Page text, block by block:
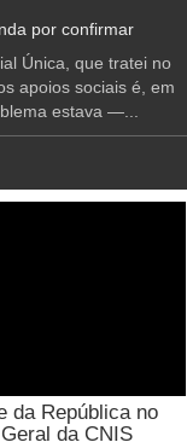
por confirmar
Única, que tratei no
apoios sociais é, em
estava —...
da República no
da CNIS